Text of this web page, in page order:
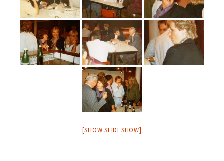
[SHOW SLIDESHOW]